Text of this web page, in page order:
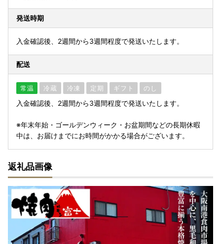
発送時期
入金確認後、2週間から3週間程度で発送いたします。
配送
常温 冷蔵 冷凍 定期 ギフト のし
入金確認後、2週間から3週間程度で発送いたします。
※年末年始・ゴールデンウィーク・お盆期間などの長期休暇
中は、お届けまでにお時間がかかる場合がございます。
返礼品画像